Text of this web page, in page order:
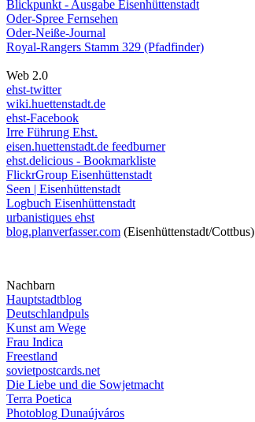
Blickpunkt - Ausgabe Eisenhüttenstadt
Oder-Spree Fernsehen
Oder-Neiße-Journal
Royal-Rangers Stamm 329 (Pfadfinder)
Web 2.0
ehst-twitter
wiki.huettenstadt.de
ehst-Facebook
Irre Führung Ehst.
eisen.huettenstadt.de feedburner
ehst.delicious - Bookmarkliste
FlickrGroup Eisenhüttenstadt
Seen | Eisenhüttenstadt
Logbuch Eisenhüttenstadt
urbanistiques ehst
blog.planverfasser.com (Eisenhüttenstadt/Cottbus)
Nachbarn
Hauptstadtblog
Deutschlandpuls
Kunst am Wege
Frau Indica
Freestland
sovietpostcards.net
Die Liebe und die Sowjetmacht
Terra Poetica
Photoblog Dunaújváros